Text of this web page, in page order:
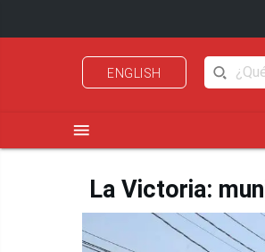
ENGLISH
menu
La Victoria: